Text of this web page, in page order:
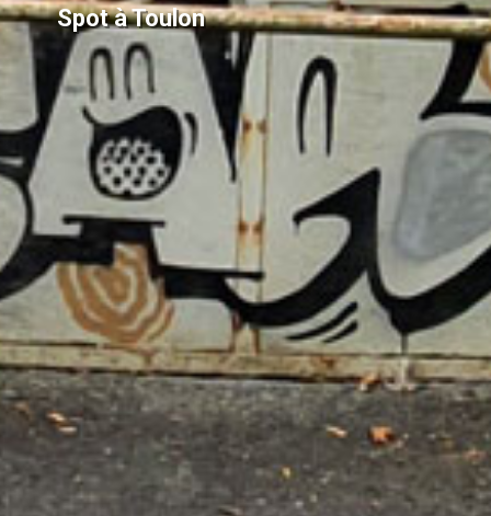
Spot à Toulon